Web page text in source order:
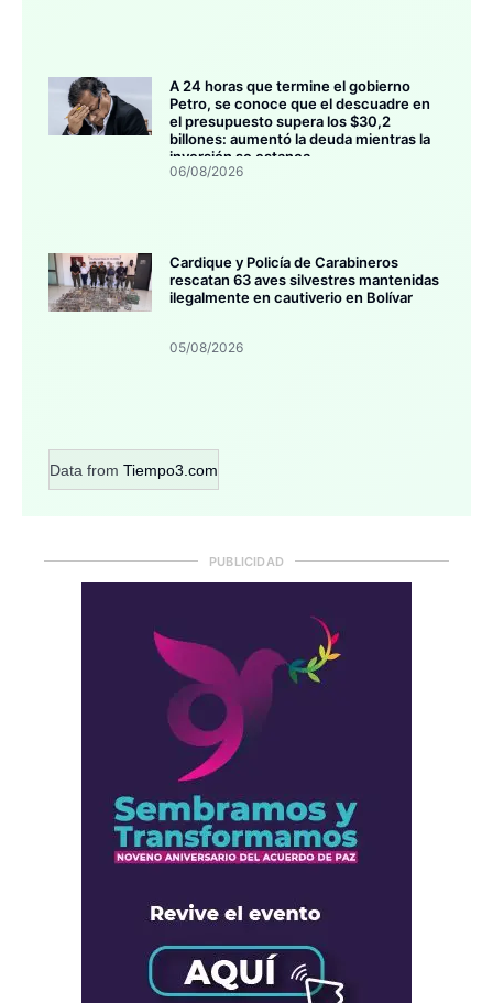
A 24 horas que termine el gobierno
Petro, se conoce que el descuadre en
el presupuesto supera los $30,2
billones: aumentó la deuda mientras la
inversión se estanca
06/08/2026
Cardique y Policía de Carabineros
rescatan 63 aves silvestres mantenidas
ilegalmente en cautiverio en Bolívar
05/08/2026
Data from Tiempo3.com
PUBLICIDAD